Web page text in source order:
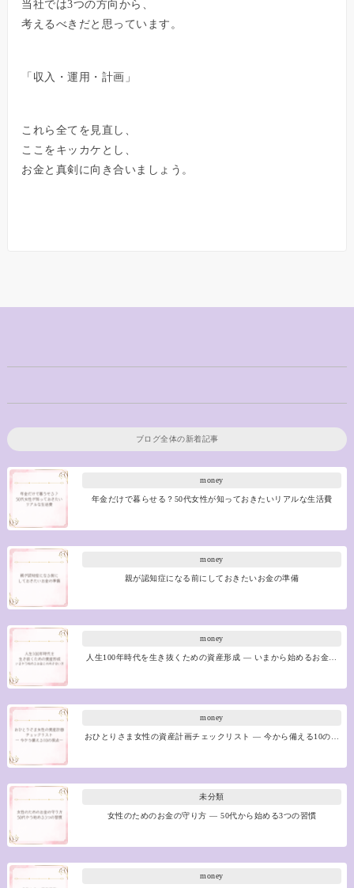
当社では3つの方向から、
考えるべきだと思っています。
「収入・運用・計画」
これら全てを見直し、
ここをキッカケとし、
お金と真剣に向き合いましょう。
ブログ全体の新着記事
money
年金だけで暮らせる？50代女性が知っておきたいリアルな生活費
money
親が認知症になる前にしておきたいお金の準備
money
人生100年時代を生き抜くための資産形成 ― いまから始めるお金…
money
おひとりさま女性の資産計画チェックリスト ― 今から備える10の…
未分類
女性のためのお金の守り方 ― 50代から始める3つの習慣
money